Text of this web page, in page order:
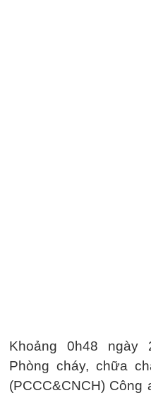
Khoảng 0h48 ngày
Phòng cháy, chữa
(PCCC&CNCH)